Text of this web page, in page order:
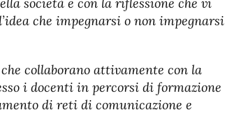
che impegnarsi o non impegnarsi
che collaborano attivamente con la
i docenti in percorsi di formazione
di reti di comunicazione e